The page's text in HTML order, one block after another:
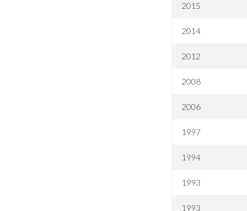
2015
2014
2012
2008
2006
1997
1994
1993
1993